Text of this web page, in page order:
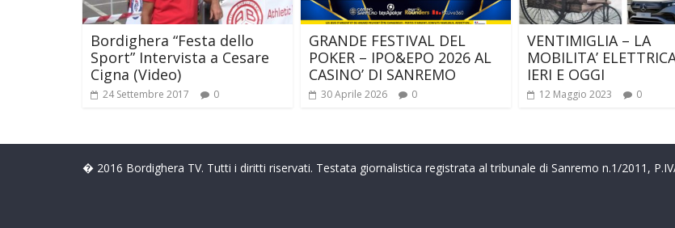
Bordighera “Festa dello
Sport” Intervista a Cesare
Cigna (Video)
24 Settembre 2017 0
GRANDE FESTIVAL DEL
POKER – IPO&EPO 2026 AL
CASINO’ DI SANREMO
30 Aprile 2026 0
VENTIMIGLIA – LA
MOBILITA’
IERI E OGGI
12 Maggio 2023 0
� 2016 Bordighera TV. Tutti i diritti riservati. Testata giornalistica registrata al tribunale di Sanremo n.1/2011,